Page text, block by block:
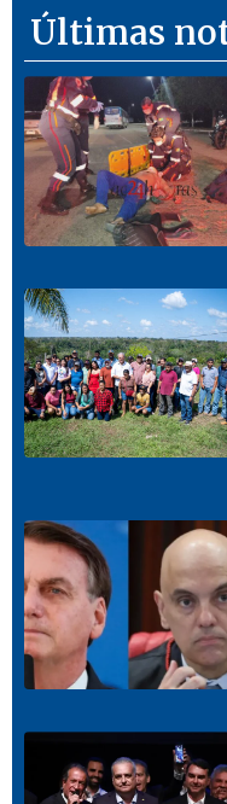
Últimas